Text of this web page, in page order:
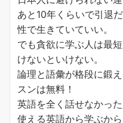
あと10年くらいで引退
性で生きていていい。
でも貪欲に学ぶ人は最
けないといけない。
論理と語彙が格段に鍛
スンは無料！
英語を全く話せなかっ
使える英語から学ぶから